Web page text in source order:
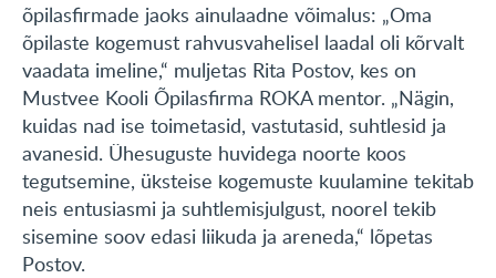
õpilasfirmade jaoks ainulaadne võimalus: „Oma
õpilaste kogemust rahvusvahelisel laadal oli kõrvalt
vaadata imeline,“ muljetas Rita Postov, kes on
Mustvee Kooli Õpilasfirma ROKA mentor. „Nägin,
kuidas nad ise toimetasid, vastutasid, suhtlesid ja
avanesid. Ühesuguste huvidega noorte koos
tegutsemine, üksteise kogemuste kuulamine tekitab
neis entusiasmi ja suhtlemisjulgust, noorel tekib
sisemine soov edasi liikuda ja areneda,“ lõpetas
Postov.